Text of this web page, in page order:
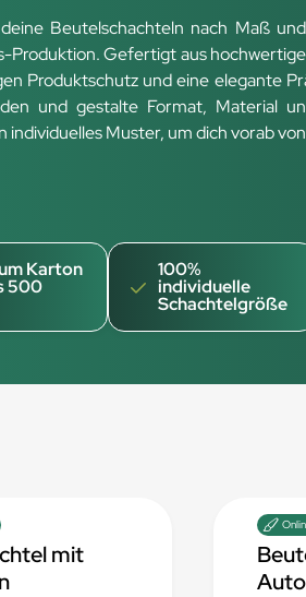
Beutelschachteln nach Maß
Produktion. Gefertigt aus
Produktschutz und eine elegante
und gestalte Format, Material
individuelles Muster, um dich vorab
Karton
500
100%
individuelle
Schachtelgröße
mit